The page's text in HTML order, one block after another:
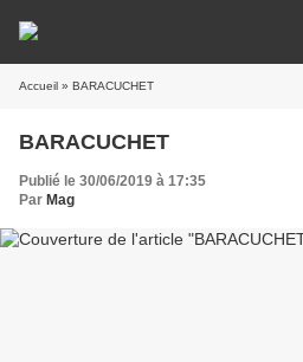
Accueil » BARACUCHET
BARACUCHET
Publié le 30/06/2019 à 17:35
Par Mag